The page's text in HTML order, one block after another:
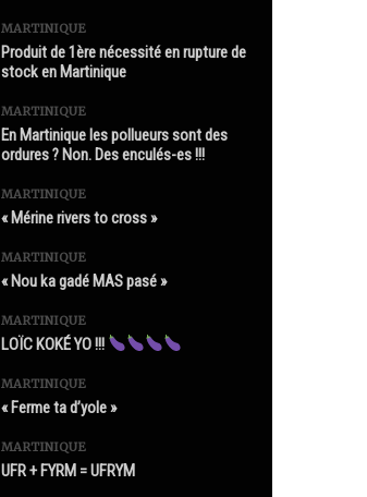
MARTINIQUE
Produit de 1ère nécessité en rupture de
stock en Martinique
MARTINIQUE
En Martinique les pollueurs sont des
ordures ? Non. Des enculés-es !!!
MARTINIQUE
« Mérine rivers to cross »
MARTINIQUE
« Nou ka gadé MAS pasé »
MARTINIQUE
LOÏC KOKÉ YO !!!
MARTINIQUE
« Ferme ta d’yole »
MARTINIQUE
UFR + FYRM = UFRYM